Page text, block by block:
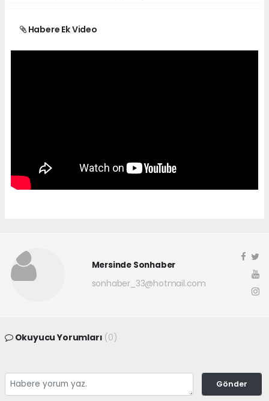
Habere Ek Video
Mersinde Sonhaber
sonhaber_33@hotmail.com
Okuyucu Yorumları (0)
Gönder